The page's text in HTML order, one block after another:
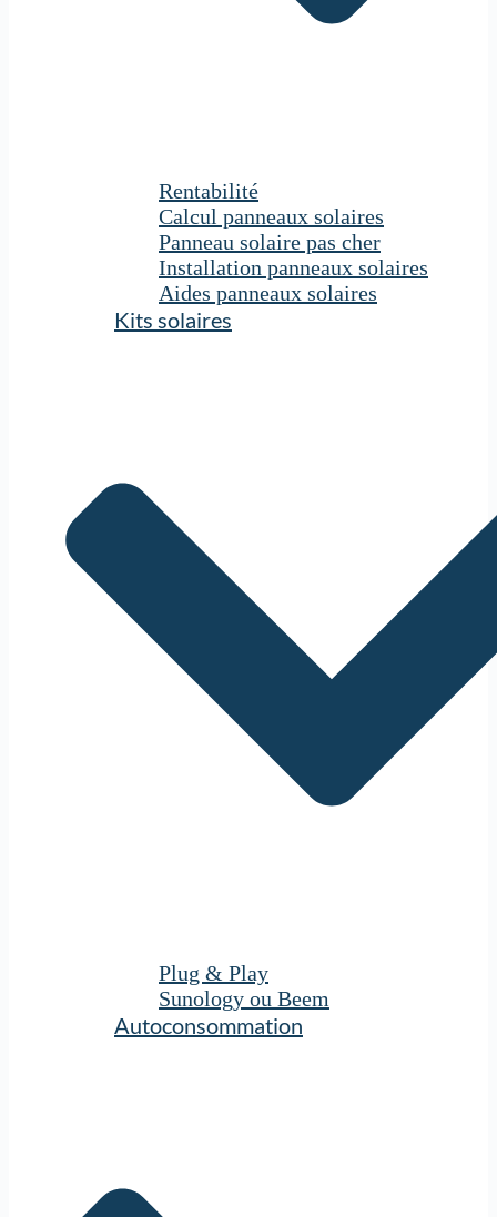
Rentabilité
Calcul panneaux solaires
Panneau solaire pas cher
Installation panneaux solaires
Aides panneaux solaires
Kits solaires
Plug & Play
Sunology ou Beem
Autoconsommation